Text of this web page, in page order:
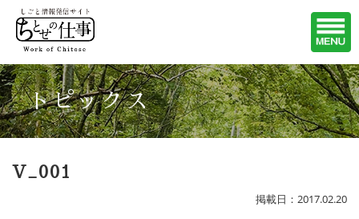
トピックス
V_001
掲載日：2017.02.20